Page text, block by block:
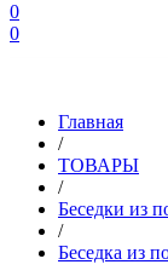
0
0
Главная
/
ТОВАРЫ
/
Беседки из
/
Беседка из